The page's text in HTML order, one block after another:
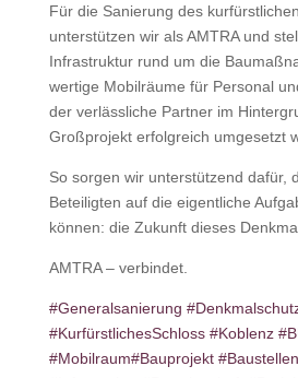
Für die Sanierung des
unterstützen wir als AMTRA und
Infrastruktur rund um die
wertige Mobilräume für Personal
der verlässliche Partner im
Großprojekt erfolgreich umgesetzt
So sorgen wir unterstützend dafür,
Beteiligten auf die eigentliche
können: die Zukunft dieses
AMTRA – verbindet.
#Generalsanierung #
#KurfürstlichesSchloss #Koblenz #
#Mobilraum#Bauprojekt #